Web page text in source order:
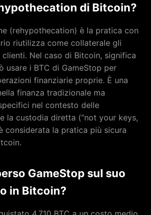
di Bitcoin?
(rehypothecation) è la pratica con
riutilizza come collaterale gli
Nel caso di Bitcoin, significa
usare i BTC di GameStop per
finanziarie proprie. È una
finanza tradizionale ma
nel contesto delle
la custodia diretta (“not your keys,
considerata la pratica più sicura
GameStop sul suo
in Bitcoin?